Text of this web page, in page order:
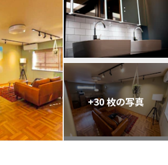
+30 枚の写真